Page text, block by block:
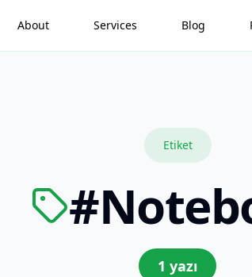
About Services Blog
Etiket
#
1 yazı